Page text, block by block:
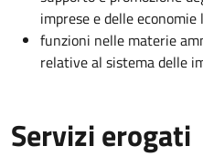
imprese e delle economie
funzioni nelle materie
relative al sistema delle
Servizi erogati